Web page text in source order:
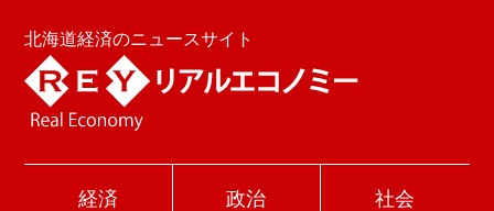
北海道経済のニュースサイト
経済 政治 社会